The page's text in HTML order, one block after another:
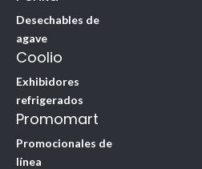
Desechables de
agave
Coolio
Exhibidores
refrigerados
Promomart
Promocionales de
línea